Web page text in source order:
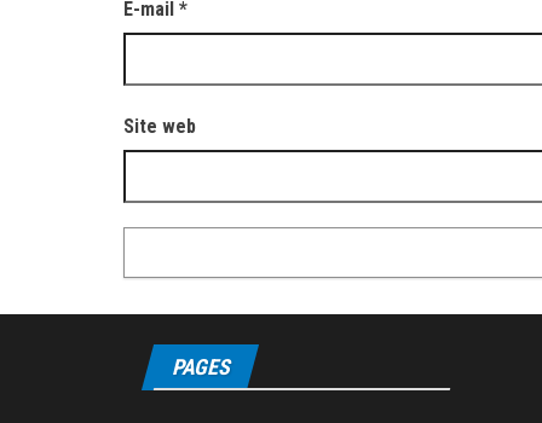
E-mail *
Site web
PAGES